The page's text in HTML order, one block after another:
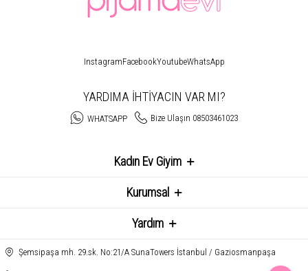
InstagramFacebookYoutubeWhatsApp
YARDIMA İHTİYACIN VAR MI?
WHATSAPP Bize Ulaşın 08503461023
Kadın Ev Giyim
Kurumsal
Yardım
Şemsipaşa mh. 29.sk. No:21/A SunaTowers İstanbul / Gaziosmanpaşa